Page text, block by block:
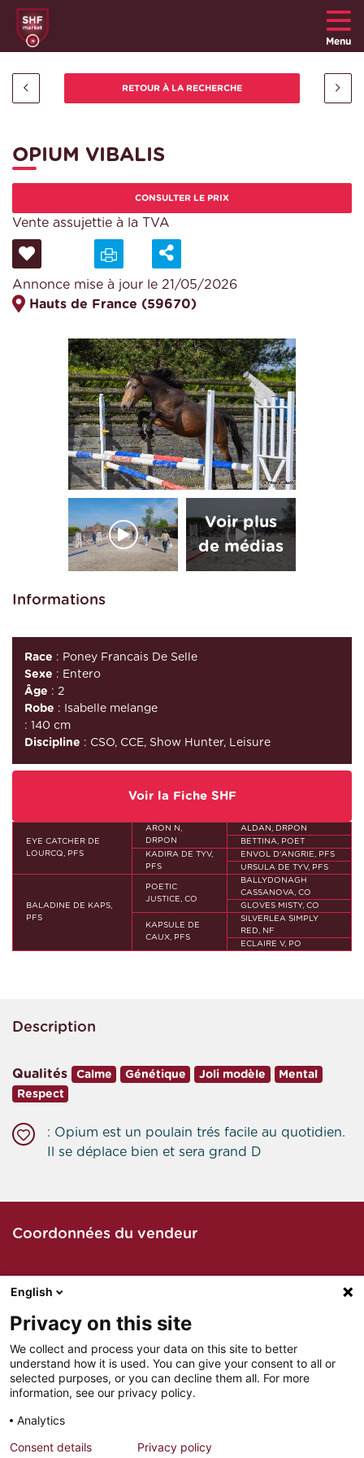
Menu
OPIUM VIBALIS
CONSULTER LE PRIX
Vente assujettie à la TVA
Annonce mise à jour le 21/05/2026
Hauts de France (59670)
Informations
Race : Poney Francais De Selle
Sexe : Entero
Âge : 2
Robe : Isabelle melange
: 140 cm
Discipline : CSO, CCE, Show Hunter, Leisure
Voir la Fiche SHF
EYE CATCHER DE
LOURCQ, PFS
ARON N,
DRPON
ALDAN, DRPON
BETTINA, POET
KADIRA DE TYV,
PFS
ENVOL D'ANGRIE, PFS
URSULA DE TYV, PFS
BALADINE DE KAPS,
PFS
POETIC
JUSTICE, CO
BALLYDONAGH
CASSANOVA, CO
GLOVES MISTY, CO
KAPSULE DE
CAUX, PFS
SILVERLEA SIMPLY
RED, NF
ECLAIRE V, PO
Description
Qualités Calme Génétique Joli modèle
Mental
Respect
: Opium est un poulain trés facile au quotidien.
Il se déplace bien et sera grand D
Coordonnées du vendeur
Contacter le vendeur par mail
MENTIONS LÉGALES
English
Privacy on this site
We collect and process your data on this site to better
understand how it is used. You can give your consent to all or
selected purposes, or you can decline them all. For more
information, see our privacy policy.
Analytics
Consent details
Privacy policy